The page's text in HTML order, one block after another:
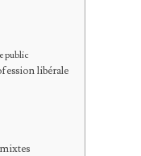
public
libérale